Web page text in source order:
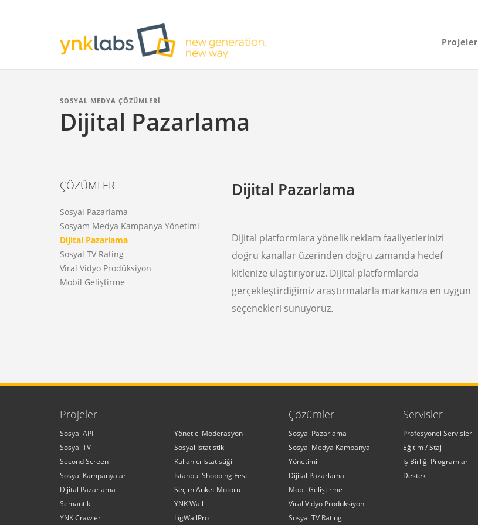
Projeler
SOSYAL MEDYA ÇÖZÜMLERİ
Dijital Pazarlama
ÇÖZÜMLER
Sosyal Pazarlama
Sosyam Medya Kampanya Yönetimi
Dijital Pazarlama
Sosyal TV Rating
Viral Vidyo Prodüksiyon
Mobil Geliştirme
Dijital Pazarlama
Dijital platformlara yönelik reklam faaliyetlerinizi
doğru kanallar üzerinden doğru zamanda hedef
kitlenize ulaştırıyoruz. Dijital platformlarda
gerçekleştirdiğimiz araştırmalarla markanıza en uygun
seçenekleri sunuyoruz.
Projeler
Sosyal API
Sosyal TV
Second Screen
Sosyal Kampanyalar
Dijital Pazarlama
Semantik
YNK Crawler
Yönetici Moderasyon
Sosyal İstatistik
Kullanıcı İstatistiği
İstanbul Shopping Fest
Seçim Anket Motoru
YNK Wall
LigWallPro
Çözümler
Sosyal Pazarlama
Sosyal Medya Kampanya
Yönetimi
Dijital Pazarlama
Mobil Geliştirme
Viral Vidyo Prodüksiyon
Sosyal TV Rating
Servisler
Profesyonel Servisler
Eğitim / Staj
İş Birliği Programları
Destek